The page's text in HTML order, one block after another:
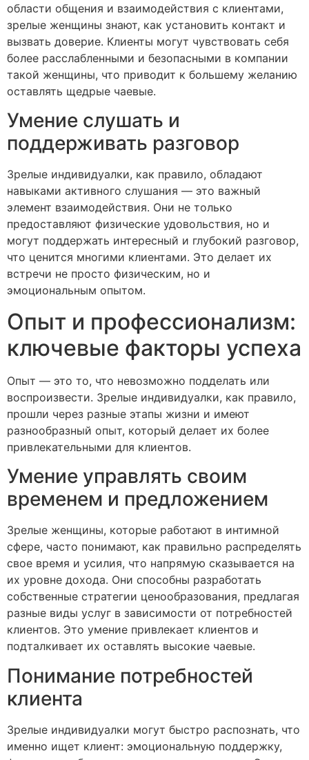
области общения и взаимодействия с клиентами,
зрелые женщины знают, как установить контакт и
вызвать доверие. Клиенты могут чувствовать себя
более расслабленными и безопасными в компании
такой женщины, что приводит к большему желанию
оставлять щедрые чаевые.
Умение слушать и
поддерживать разговор
Зрелые индивидуалки, как правило, обладают
навыками активного слушания — это важный
элемент взаимодействия. Они не только
предоставляют физические удовольствия, но и
могут поддержать интересный и глубокий разговор,
что ценится многими клиентами. Это делает их
встречи не просто физическим, но и
эмоциональным опытом.
Опыт и профессионализм:
ключевые факторы успеха
Опыт — это то, что невозможно подделать или
воспроизвести. Зрелые индивидуалки, как правило,
прошли через разные этапы жизни и имеют
разнообразный опыт, который делает их более
привлекательными для клиентов.
Умение управлять своим
временем и предложением
Зрелые женщины, которые работают в интимной
сфере, часто понимают, как правильно распределять
свое время и усилия, что напрямую сказывается на
их уровне дохода. Они способны разработать
собственные стратегии ценообразования, предлагая
разные виды услуг в зависимости от потребностей
клиентов. Это умение привлекает клиентов и
подталкивает их оставлять высокие чаевые.
Понимание потребностей
клиента
Зрелые индивидуалки могут быстро распознать, что
именно ищет клиент: эмоциональную поддержку,